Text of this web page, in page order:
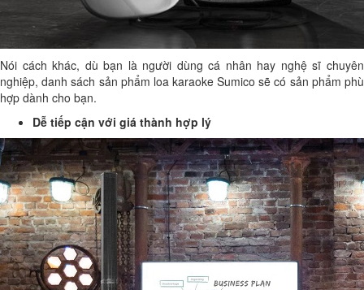
Nói cách khác, dù bạn là người dùng cá nhân hay nghệ sĩ chuyên
nghiệp, danh sách sản phẩm loa karaoke Sumico sẽ có sản phẩm phù
hợp dành cho bạn.
Dễ tiếp cận với giá thành hợp lý